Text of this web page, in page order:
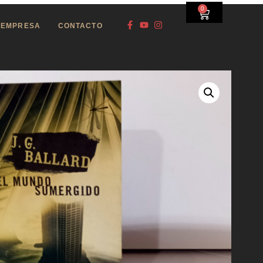
EMPRESA CONTACTO
0